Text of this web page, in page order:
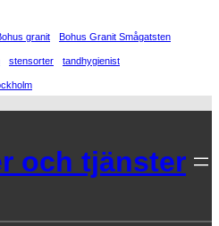
granit Bohus Granit Smågatsten
stensorter tandhygienist
och tjänster